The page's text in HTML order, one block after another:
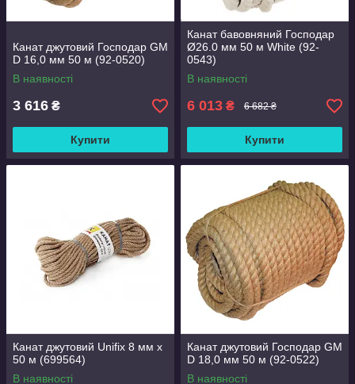
Канат джутовий Господар GM
D 16,0 мм 50 м (92-0520)
В наявності
3 616 ₴
Купити
Канат бавовняний Господар
Ø26.0 мм 50 м White (92-
0543)
В наявності
6 013 ₴ 6 682 ₴
Купити
Канат джутовий Unifix 8 мм x
50 м (699564)
В наявності
Канат джутовий Господар GM
D 18,0 мм 50 м (92-0522)
В наявності